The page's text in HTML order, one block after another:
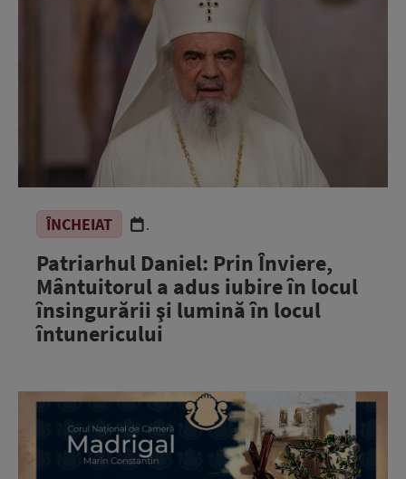
ÎNCHEIAT .
Patriarhul Daniel: Prin Înviere,
Mântuitorul a adus iubire în locul
însingurării şi lumină în locul
întunericului